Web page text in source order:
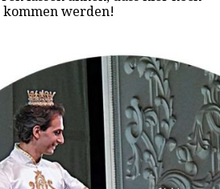
kommen werden!